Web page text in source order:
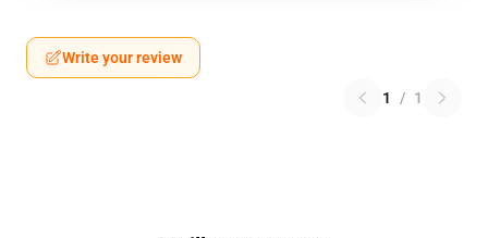
Write your review
1 / 1